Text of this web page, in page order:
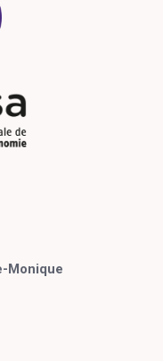
Monique